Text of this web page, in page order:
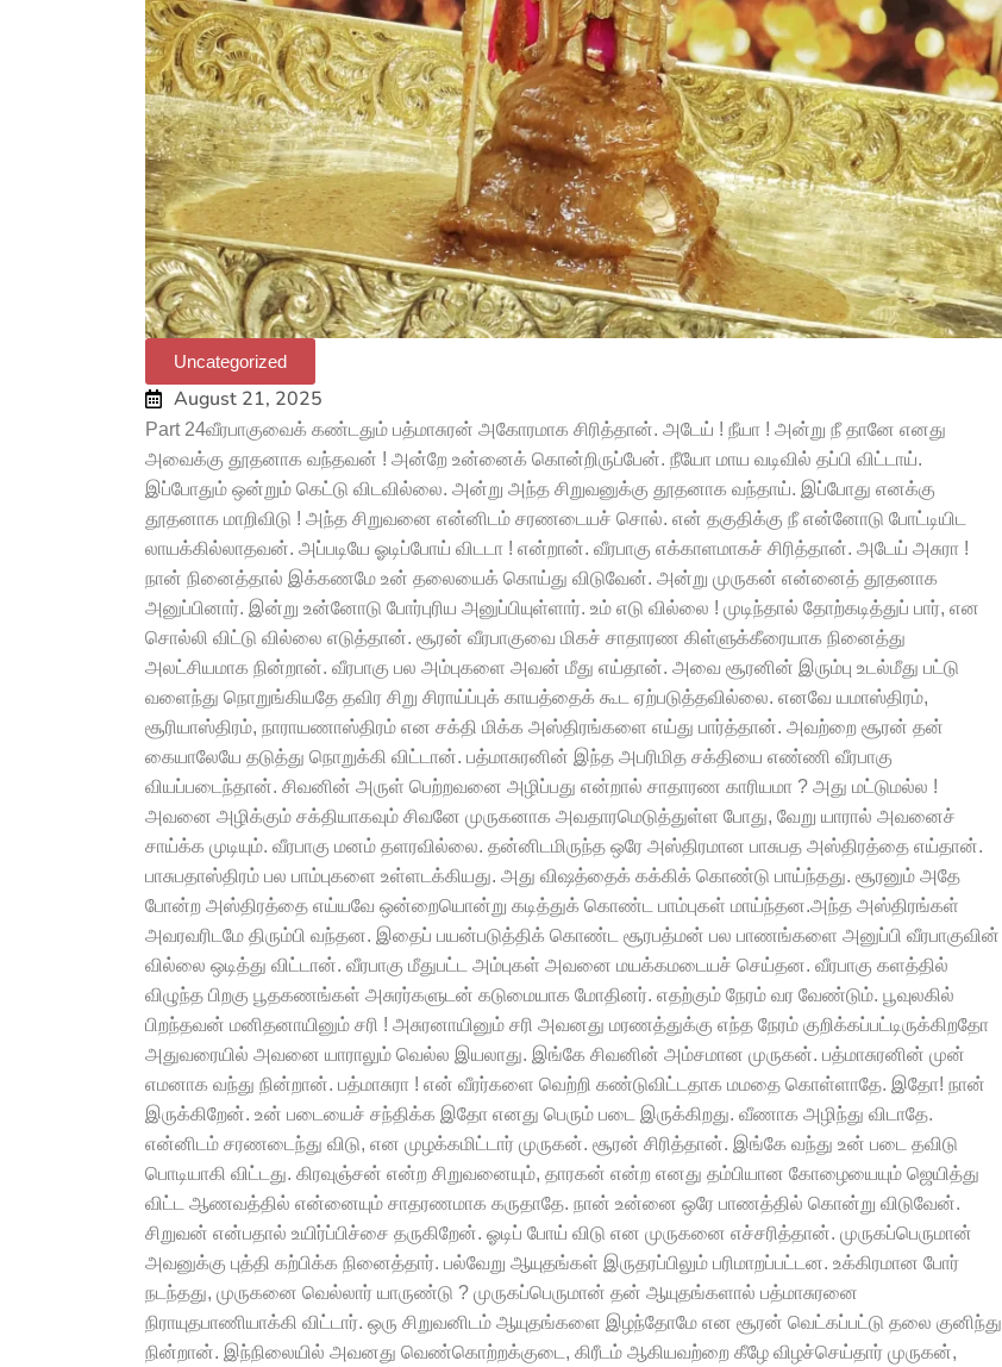
Uncategorized
August 21, 2025
Part 24வீரபாகுவைக் கண்டதும் பத்மாசுரன் அகோரமாக சிரித்தான். அடேய் ! நீயா ! அன்று நீ தானே எனது
அவைக்கு தூதனாக வந்தவன் ! அன்றே உன்னைக் கொன்றிருப்பேன். நீயோ மாய வடிவில் தப்பி விட்டாய்.
இப்போதும் ஒன்றும் கெட்டு விடவில்லை. அன்று அந்த சிறுவனுக்கு தூதனாக வந்தாய். இப்போது எனக்கு
தூதனாக மாறிவிடு ! அந்த சிறுவனை என்னிடம் சரணடையச் சொல். என் தகுதிக்கு நீ என்னோடு போட்டியிட
லாயக்கில்லாதவன். அப்படியே ஓடிப்போய் விடடா ! என்றான். வீரபாகு எக்காளமாகச் சிரித்தான். அடேய் அசுரா !
நான் நினைத்தால் இக்கணமே உன் தலையைக் கொய்து விடுவேன். அன்று முருகன் என்னைத் தூதனாக
அனுப்பினார். இன்று உன்னோடு போர்புரிய அனுப்பியுள்ளார். உம் எடு வில்லை ! முடிந்தால் தோற்கடித்துப் பார், என
சொல்லி விட்டு வில்லை எடுத்தான். சூரன் வீரபாகுவை மிகச் சாதாரண கிள்ளுக்கீரையாக நினைத்து
அலட்சியமாக நின்றான். வீரபாகு பல அம்புகளை அவன் மீது எய்தான். அவை சூரனின் இரும்பு உடல்மீது பட்டு
வளைந்து நொறுங்கியதே தவிர சிறு சிராய்ப்புக் காயத்தைக் கூட ஏற்படுத்தவில்லை. எனவே யமாஸ்திரம்,
சூரியாஸ்திரம், நாராயணாஸ்திரம் என சக்தி மிக்க அஸ்திரங்களை எய்து பார்த்தான். அவற்றை சூரன் தன்
கையாலேயே தடுத்து நொறுக்கி விட்டான். பத்மாசுரனின் இந்த அபரிமித சக்தியை எண்ணி வீரபாகு
வியப்படைந்தான். சிவனின் அருள் பெற்றவனை அழிப்பது என்றால் சாதாரண காரியமா ? அது மட்டுமல்ல !
அவனை அழிக்கும் சக்தியாகவும் சிவனே முருகனாக அவதாரமெடுத்துள்ள போது, வேறு யாரால் அவனைச்
சாய்க்க முடியும். வீரபாகு மனம் தளரவில்லை. தன்னிடமிருந்த ஒரே அஸ்திரமான பாசுபத அஸ்திரத்தை எய்தான்.
பாசுபதாஸ்திரம் பல பாம்புகளை உள்ளடக்கியது. அது விஷத்தைக் கக்கிக் கொண்டு பாய்ந்தது. சூரனும் அதே
போன்ற அஸ்திரத்தை எய்யவே ஒன்றையொன்று கடித்துக் கொண்ட பாம்புகள் மாய்ந்தன.அந்த அஸ்திரங்கள்
அவரவரிடமே திரும்பி வந்தன. இதைப் பயன்படுத்திக் கொண்ட சூரபத்மன் பல பாணங்களை அனுப்பி வீரபாகுவின்
வில்லை ஒடித்து விட்டான். வீரபாகு மீதுபட்ட அம்புகள் அவனை மயக்கமடையச் செய்தன. வீரபாகு களத்தில்
விழுந்த பிறகு பூதகணங்கள் அசுரர்களுடன் கடுமையாக மோதினர். எதற்கும் நேரம் வர வேண்டும். பூவுலகில்
பிறந்தவன் மனிதனாயினும் சரி ! அசுரனாயினும் சரி அவனது மரணத்துக்கு எந்த நேரம் குறிக்கப்பட்டிருக்கிறதோ
அதுவரையில் அவனை யாராலும் வெல்ல இயலாது. இங்கே சிவனின் அம்சமான முருகன். பத்மாசுரனின் முன்
எமனாக வந்து நின்றான். பத்மாசுரா ! என் வீரர்களை வெற்றி கண்டுவிட்டதாக மமதை கொள்ளாதே. இதோ! நான்
இருக்கிறேன். உன் படையைச் சந்திக்க இதோ எனது பெரும் படை இருக்கிறது. வீணாக அழிந்து விடாதே.
என்னிடம் சரணடைந்து விடு, என முழக்கமிட்டார் முருகன். சூரன் சிரித்தான். இங்கே வந்து உன் படை தவிடு
பொடியாகி விட்டது. கிரவுஞ்சன் என்ற சிறுவனையும், தாரகன் என்ற எனது தம்பியான கோழையையும் ஜெயித்து
விட்ட ஆணவத்தில் என்னையும் சாதரணமாக கருதாதே. நான் உன்னை ஒரே பாணத்தில் கொன்று விடுவேன்.
சிறுவன் என்பதால் உயிர்ப்பிச்சை தருகிறேன். ஓடிப் போய் விடு என முருகனை எச்சரித்தான். முருகப்பெருமான்
அவனுக்கு புத்தி கற்பிக்க நினைத்தார். பல்வேறு ஆயுதங்கள் இருதரப்பிலும் பரிமாறப்பட்டன. உக்கிரமான போர்
நடந்தது, முருகனை வெல்லார் யாருண்டு ? முருகப்பெருமான் தன் ஆயுதங்களால் பத்மாசுரனை
நிராயுதபாணியாக்கி விட்டார். ஒரு சிறுவனிடம் ஆயுதங்களை இழந்தோமே என சூரன் வெட்கப்பட்டு தலை குனிந்து
நின்றான். இந்நிலையில் அவனது வெண்கொற்றக்குடை, கிரீடம் ஆகியவற்றை கீழே விழச்செய்தார் முருகன்,